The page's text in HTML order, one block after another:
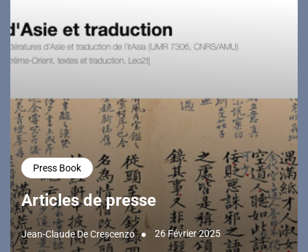
Press Book
Articles de presse
Jean-Claude De Crescenzo 26 Février 2025